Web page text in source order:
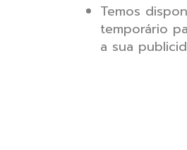
Temos
temporário
a sua